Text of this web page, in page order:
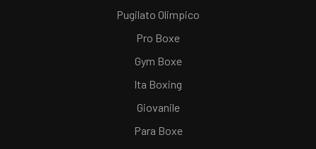
Pugilato Olimpico
Pro Boxe
Gym Boxe
Ita Boxing
Giovanile
Para Boxe